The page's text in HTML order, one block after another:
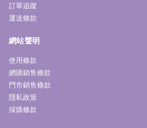
訂單追蹤
運送條款
網站聲明
使用條款
網購銷售條款
門市銷售條款
隱私政策
採購條款